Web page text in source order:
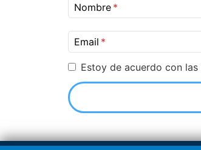
Nombre
Email
Estoy de acuerdo con